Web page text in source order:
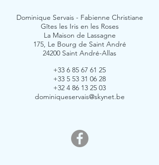
Dominique Servais - Fabienne Christiane
Gîtes les Iris en les Roses
La Maison de Lassagne
175, Le Bourg de Saint André
24200 Saint André-Allas
+33 6 85 67 61 25
+33 5 53 31 06 28
+32 4 86 13 25 03
dominiqueservais@skynet.be